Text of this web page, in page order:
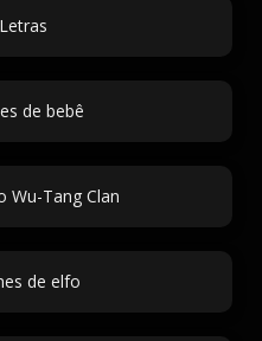
Letras
de bebê
Wu-Tang Clan
de elfo